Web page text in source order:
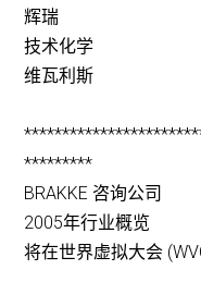
辉瑞
技术化学
维瓦利斯
*********
BRAKKE 咨询公司
2005年行业概览
将在世界虚拟大会